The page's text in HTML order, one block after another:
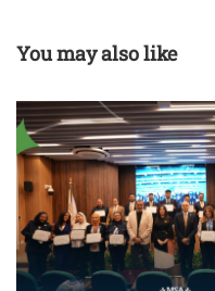
You may also like